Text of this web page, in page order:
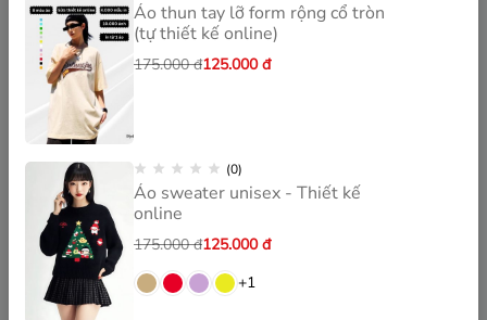
Áo thun tay lỡ form rộng cổ tròn
(tự thiết kế online)
175.000đ125.000đ
(0)
Áo sweater unisex - Thiết kế
online
175.000đ125.000đ
+1